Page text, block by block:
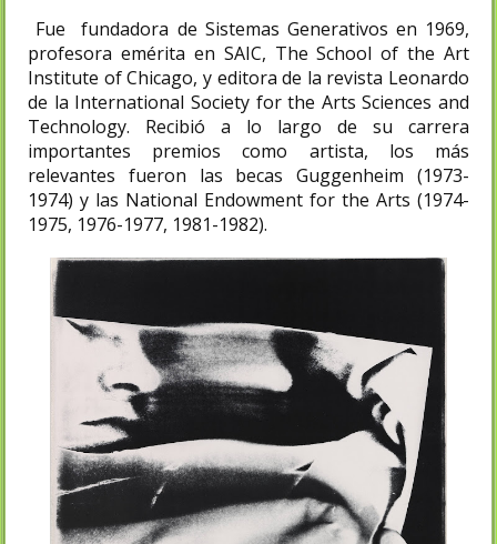
Fue fundadora de Sistemas Generativos en 1969,
profesora emérita en SAIC, The School of the Art
Institute of Chicago, y editora de la revista Leonardo
de la International Society for the Arts Sciences and
Technology. ​Recibió a lo largo de su carrera
importantes premios como artista, los más
relevantes fueron las becas Guggenheim (1973-
1974) y las National Endowment for the Arts (1974-
1975, 1976-1977, 1981-1982).